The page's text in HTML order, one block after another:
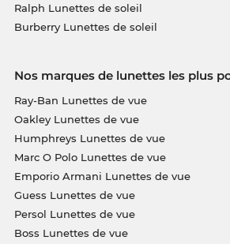
Ralph Lunettes de soleil
Burberry Lunettes de soleil
Nos marques de lunettes les plus
Ray-Ban Lunettes de vue
Oakley Lunettes de vue
Humphreys Lunettes de vue
Marc O Polo Lunettes de vue
Emporio Armani Lunettes de vue
Guess Lunettes de vue
Persol Lunettes de vue
Boss Lunettes de vue